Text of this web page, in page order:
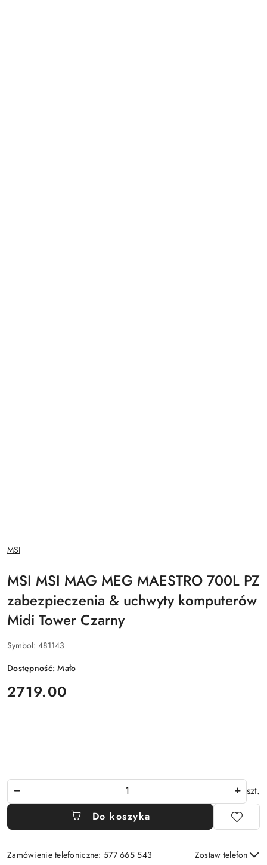
NAZWA
PRODUCENTA:
MSI
MSI MSI MAG MEG MAESTRO 700L PZ
zabezpieczenia & uchwyty komputerów
Midi Tower Czarny
Symbol: 481143
Dostępność:Mało
cena:
2719.00
szt.
Do koszyka
Zamówienie telefoniczne: 577 665 543 Zostaw telefon